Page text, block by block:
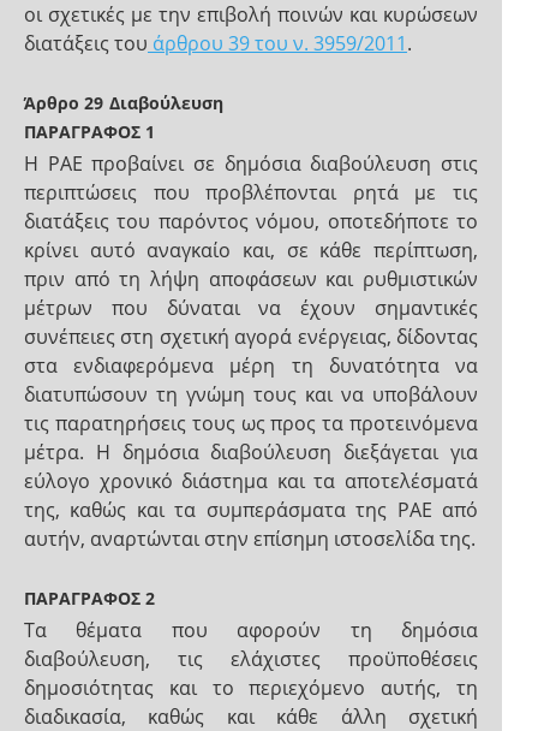
οι σχετικές με την επιβολή ποινών και κυρώσεων
διατάξεις του άρθρου 39 του ν. 3959/2011.
Άρθρο 29 Διαβούλευση
ΠΑΡΑΓΡΑΦΟΣ 1
Η ΡΑΕ προβαίνει σε δημόσια διαβούλευση στις
περιπτώσεις που προβλέπονται ρητά με τις
διατάξεις του παρόντος νόμου, οποτεδήποτε το
κρίνει αυτό αναγκαίο και, σε κάθε περίπτωση,
πριν από τη λήψη αποφάσεων και ρυθμιστικών
μέτρων που δύναται να έχουν σημαντικές
συνέπειες στη σχετική αγορά ενέργειας, δίδοντας
στα ενδιαφερόμενα μέρη τη δυνατότητα να
διατυπώσουν τη γνώμη τους και να υποβάλουν
τις παρατηρήσεις τους ως προς τα προτεινόμενα
μέτρα. Η δημόσια διαβούλευση διεξάγεται για
εύλογο χρονικό διάστημα και τα αποτελέσματά
της, καθώς και τα συμπεράσματα της ΡΑΕ από
αυτήν, αναρτώνται στην επίσημη ιστοσελίδα της.
ΠΑΡΑΓΡΑΦΟΣ 2
Τα θέματα που αφορούν τη δημόσια
διαβούλευση, τις ελάχιστες προϋποθέσεις
δημοσιότητας και το περιεχόμενο αυτής, τη
διαδικασία, καθώς και κάθε άλλη σχετική